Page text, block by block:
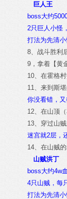
巨人王
boss大约
2只巨人小怪
打法为先清
8、战斗胜利
9，拿着【黄
10、在霍格
11、来到斯
你没看错，
12、在山顶
13、穿过山
迷宫就2层，
14、在山贼
山贼洪丁
boss大约4w
4只山贼，每
打法为先清